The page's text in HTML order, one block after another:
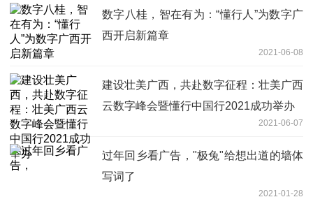
数字八桂，智在有为：“懂行人”为数字广
西开启新篇章
2021-06-08
建设壮美广西，共赴数字征程：壮美广西
云数字峰会暨懂行中国行2021成功举办
2021-06-07
过年回乡看广告，"极兔"给想出道的墙体
写词了
2021-01-28